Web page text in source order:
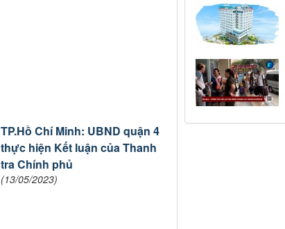
TP.Hồ Chí Minh: UBND quận 4
thực hiện Kết luận của Thanh
tra Chính phủ
(13/05/2023)